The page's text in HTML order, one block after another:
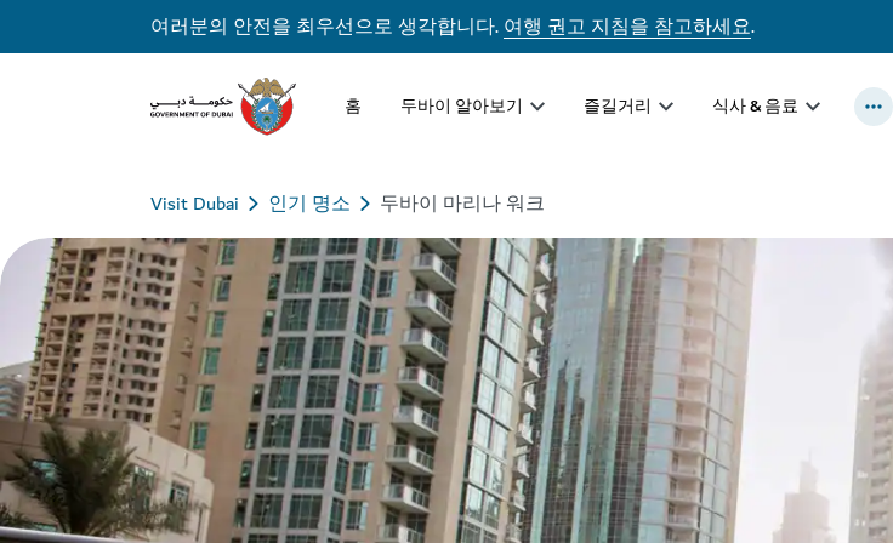
여러분의 안전을 최우선으로 생각합니다.여행 권고 지침을 참고하세요.
홈 두바이 알아보기 즐길거리 식사 & 음료
Visit Dubai 인기 명소 두바이 마리나 워크